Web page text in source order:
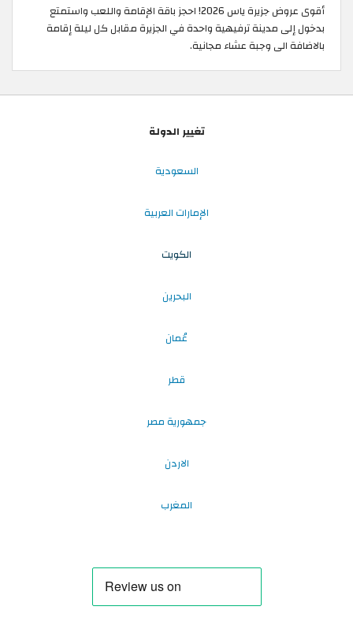
أقوى عروض جزيرة ياس 2026! احجز باقة الإقامة واللعب واستمتع
بدخول إلى مدينة ترفيهية واحدة في الجزيرة مقابل كل ليلة إقامة
بالاضافة الى وجبة عشاء مجانية.
تغيير الدولة
السعودية
الإمارات العربية
الكويت
البحرين
عُمان
قطر
جمهورية مصر
الاردن
المغرب